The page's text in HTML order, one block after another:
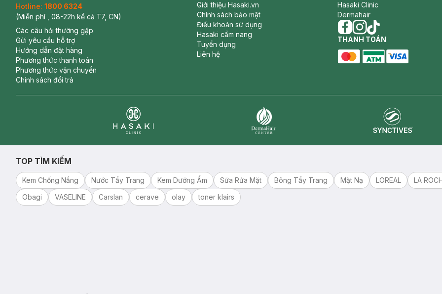
Hotline: 1800 6324
(Miễn phí , 08-22h kể cả T7, CN)
Các câu hỏi thường gặp
Gửi yêu cầu hỗ trợ
Hướng dẫn đặt hàng
Phương thức thanh toán
Phương thức vận chuyển
Chính sách đổi trả
Giới thiệu Hasaki.vn
Chính sách bảo mật
Điều khoản sử dụng
Hasaki cẩm nang
Tuyển dụng
Liên hệ
Hasaki Clinic
Dermahair
facebook
instagram
tiktok
THANH TOÁN
TOP TÌM KIẾM
Kem Chống Nắng Nước Tẩy Trang Kem Dưỡng Ẩm Sữa Rửa Mặt Bông Tẩy Trang Mặt Nạ LOREAL
LA
Obagi
VASELINE Carslan cerave olay toner klairs